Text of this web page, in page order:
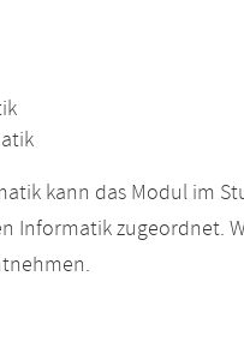
kann das Modul im
Informatik zugeordnet.